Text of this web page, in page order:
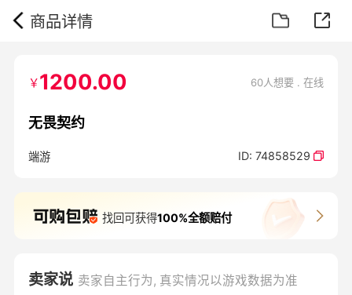
商品详情
￥1200.00 60人想要 . 在线
无畏契约
端游 ID:74858529
找回可获得100%全额赔付
卖家说 卖家自主行为, 真实情况以游戏数据为准